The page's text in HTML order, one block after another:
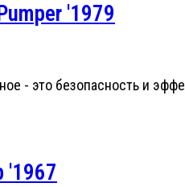
'1979
- это безопасность и
'1967